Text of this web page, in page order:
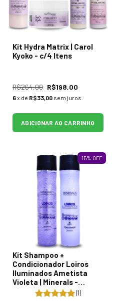
Kit Hydra Matrix | Carol
Kyoko - c/4 Itens
R$264,00 R$198,00
6x de R$33,00 sem juros
ADICIONAR AO CARRINHO
15% OFF
Kit Shampoo +
Condicionador Loiros
Iluminados Ametista
Violeta | Minerals -
2x290ml
(1)